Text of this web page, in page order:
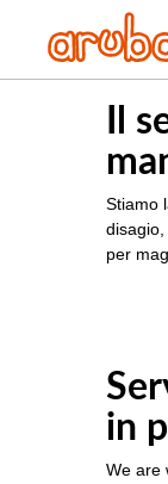
Il
Stiamo
per
in
We are